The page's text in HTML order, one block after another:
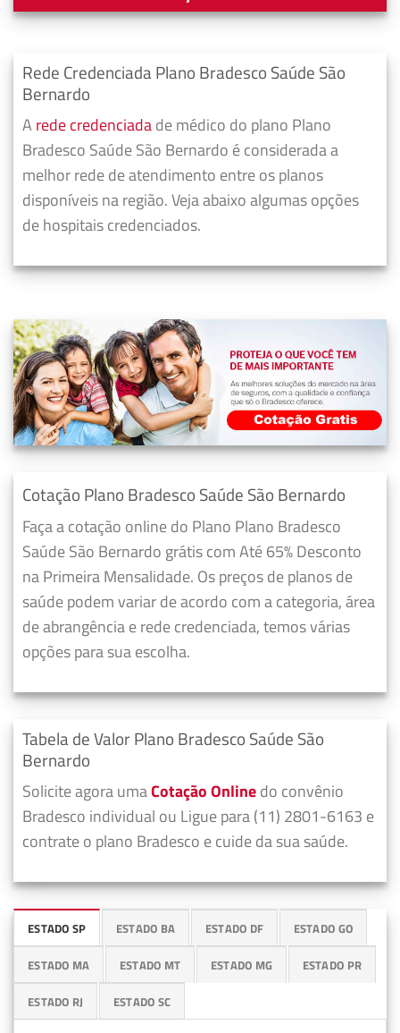
Rede Credenciada Plano Bradesco Saúde São
Bernardo
A rede credenciadade médico do plano Plano
Bradesco Saúde São Bernardo é considerada a
melhor rede de atendimento entre os planos
disponíveis na região. Veja abaixo algumas opções
de hospitais credenciados.
Cotação Plano Bradesco Saúde São Bernardo
Faça a cotação online do Plano Plano Bradesco
Saúde São Bernardo grátis com Até 65% Desconto
na Primeira Mensalidade. Os preços de planos de
saúde podem variar de acordo com a categoria, área
de abrangência e rede credenciada, temos várias
opções para sua escolha.
Tabela de Valor Plano Bradesco Saúde São
Bernardo
Solicite agora umaCotação Onlinedo convênio
Bradesco individual ou Ligue para (11) 2801-6163 e
contrate o plano Bradesco e cuide da sua saúde.
ESTADO SP ESTADO BA ESTADO DF ESTADO GO
ESTADO MA ESTADO MT ESTADO MG ESTADO PR
ESTADO RJ ESTADO SC